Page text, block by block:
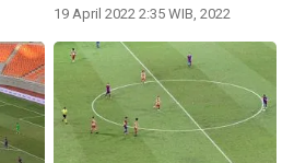
19 April 2022 2:35 WIB, 2022